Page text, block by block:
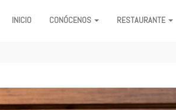
NAVIGATION
INICIO CONÓCENOS RESTAURANTE